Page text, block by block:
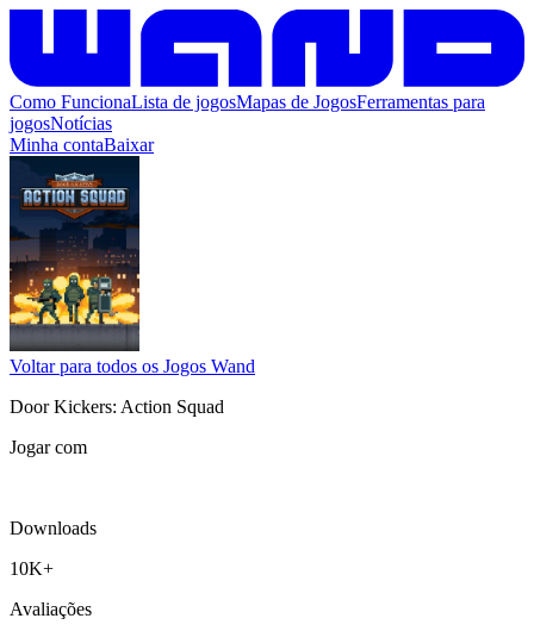
Como FuncionaLista de jogosMapas de JogosFerramentas para
jogosNotícias
Minha contaBaixar
Voltar para todos os Jogos Wand
Door Kickers: Action Squad
Jogar com
Downloads
10K+
Avaliações